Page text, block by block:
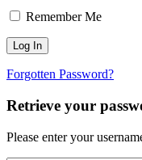
Remember Me
Forgotten Password?
Retrieve your
Please enter your